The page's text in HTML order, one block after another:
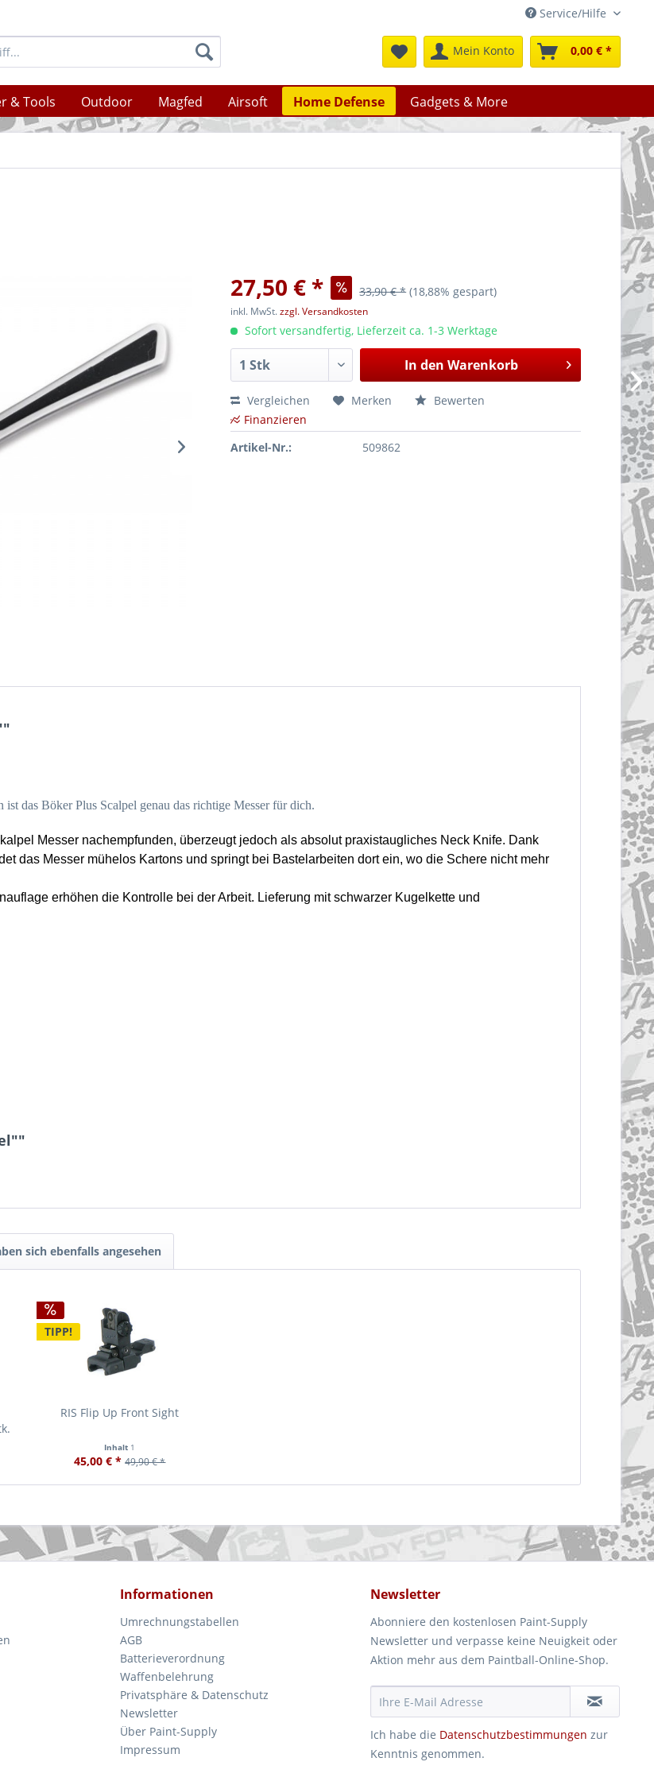
Service/Hilfe
Mein Konto 0,00 € *
& Tools Outdoor Magfed Airsoft Home Defense Gadgets & More
27,50 € * 33,90 € * (18,88% gespart)
inkl. MwSt.zzgl. Versandkosten
Sofort versandfertig, Lieferzeit ca. 1-3 Werktage
In den Warenkorb
Vergleichen Merken
Bewerten
Finanzieren
Artikel-Nr.:
509862
das Böker Plus Scalpel genau das richtige Messer für dich.
Messer nachempfunden, überzeugt jedoch als absolut praxistaugliches Neck Knife. Dank
das Messer mühelos Kartons und springt bei Bastelarbeiten dort ein, wo die Schere nicht mehr
erhöhen die Kontrolle bei der Arbeit. Lieferung mit schwarzer Kugelkette und
sich ebenfalls angesehen
TIPP!
RIS Flip Up Front Sight
Inhalt 1
45,00 € * 49,90 € *
Informationen
Umrechnungstabellen
AGB
Batterieverordnung
Waffenbelehrung
Privatsphäre & Datenschutz
Newsletter
Über Paint-Supply
Impressum
Newsletter
Abonniere den kostenlosen Paint-Supply
Newsletter und verpasse keine Neuigkeit oder
Aktion mehr aus dem Paintball-Online-Shop.
Ich habe die Datenschutzbestimmungen zur
Kenntnis genommen.